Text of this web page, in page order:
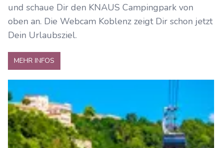
und schaue Dir den KNAUS Campingpark von
oben an. Die Webcam Koblenz zeigt Dir schon jetzt
Dein Urlaubsziel.
MEHR INFOS